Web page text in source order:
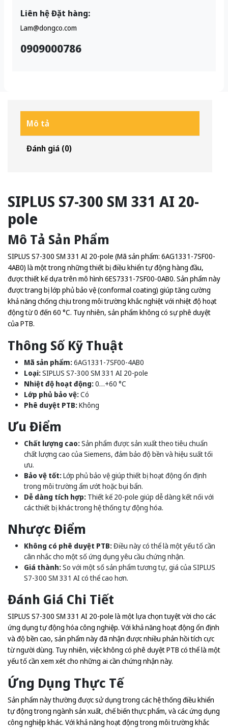
Liên hệ Đặt hàng:
Lam@dongco.com
0909000786
Mô tả
Đánh giá (0)
SIPLUS S7-300 SM 331 AI 20-
pole
Mô Tả Sản Phẩm
SIPLUS S7-300 SM 331 AI 20-pole (Mã sản phẩm: 6AG1331-7SF00-
4AB0) là một trong những thiết bị điều khiển tự động hàng đầu,
được thiết kế dựa trên mô hình 6ES7331-7SF00-0AB0. Sản phẩm này
được trang bị lớp phủ bảo vệ (conformal coating) giúp tăng cường
khả năng chống chịu trong môi trường khắc nghiệt với nhiệt độ hoạt
động từ 0 đến 60 °C. Tuy nhiên, sản phẩm không có sự phê duyệt
của PTB.
Thông Số Kỹ Thuật
Mã sản phẩm:6AG1331-7SF00-4AB0
Loại:SIPLUS S7-300 SM 331 AI 20-pole
Nhiệt độ hoạt động:0…+60 °C
Lớp phủ bảo vệ:Có
Phê duyệt PTB:Không
Ưu Điểm
Chất lượng cao:Sản phẩm được sản xuất theo tiêu chuẩn
chất lượng cao của Siemens, đảm bảo độ bền và hiệu suất tối
ưu.
Bảo vệ tốt:Lớp phủ bảo vệ giúp thiết bị hoạt động ổn định
trong môi trường ẩm ướt hoặc bụi bẩn.
Dễ dàng tích hợp: Thiết kế 20-pole giúp dễ dàng kết nối với
các thiết bị khác trong hệ thống tự động hóa.
Nhược Điểm
Không có phê duyệt PTB:Điều này có thể là một yếu tố cần
cân nhắc cho một số ứng dụng yêu cầu chứng nhận.
Giá thành:So với một số sản phẩm tương tự, giá của SIPLUS
S7-300 SM 331 AI có thể cao hơn.
Đánh Giá Chi Tiết
SIPLUS S7-300 SM 331 AI 20-pole là một lựa chọn tuyệt vời cho các
ứng dụng tự động hóa công nghiệp. Với khả năng hoạt động ổn định
và độ bền cao, sản phẩm này đã nhận được nhiều phản hồi tích cực
từ người dùng. Tuy nhiên, việc không có phê duyệt PTB có thể là một
yếu tố cần xem xét cho những ai cần chứng nhận này.
Ứng Dụng Thực Tế
Sản phẩm này thường được sử dụng trong các hệ thống điều khiển
tự động trong ngành sản xuất, chế biến thực phẩm, và các ứng dụng
công nghiệp khác. Với khả năng hoạt động trong môi trường khắc